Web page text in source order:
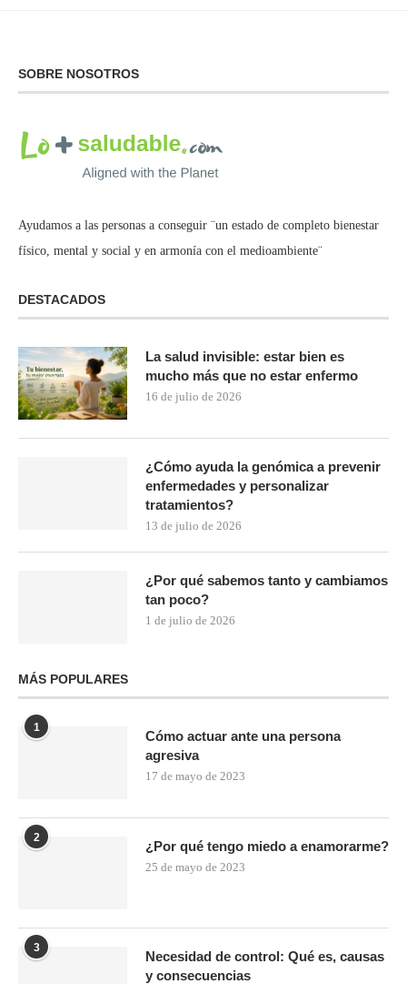
SOBRE NOSOTROS
Ayudamos a las personas a conseguir ¨un estado de completo bienestar
físico, mental y social y en armonía con el medioambiente¨
DESTACADOS
La salud invisible: estar bien es
mucho más que no estar enfermo
16 de julio de 2026
¿Cómo ayuda la genómica a prevenir
enfermedades y personalizar
tratamientos?
13 de julio de 2026
¿Por qué sabemos tanto y cambiamos
tan poco?
1 de julio de 2026
MÁS POPULARES
1
Cómo actuar ante una persona
agresiva
17 de mayo de 2023
2
¿Por qué tengo miedo a enamorarme?
25 de mayo de 2023
3
Necesidad de control: Qué es, causas
y consecuencias